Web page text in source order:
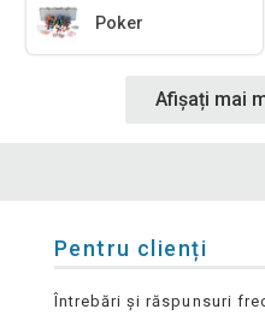
Poker
Afișați mai
Pentru clienți
Întrebări și răspunsuri